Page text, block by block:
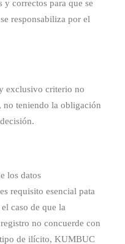
y correctos para que se
responsabiliza por el
exclusivo criterio no
no teniendo la obligación
los datos
requisito esencial pata
caso de que la
no concuerde con
de ilícito, KUMBUC